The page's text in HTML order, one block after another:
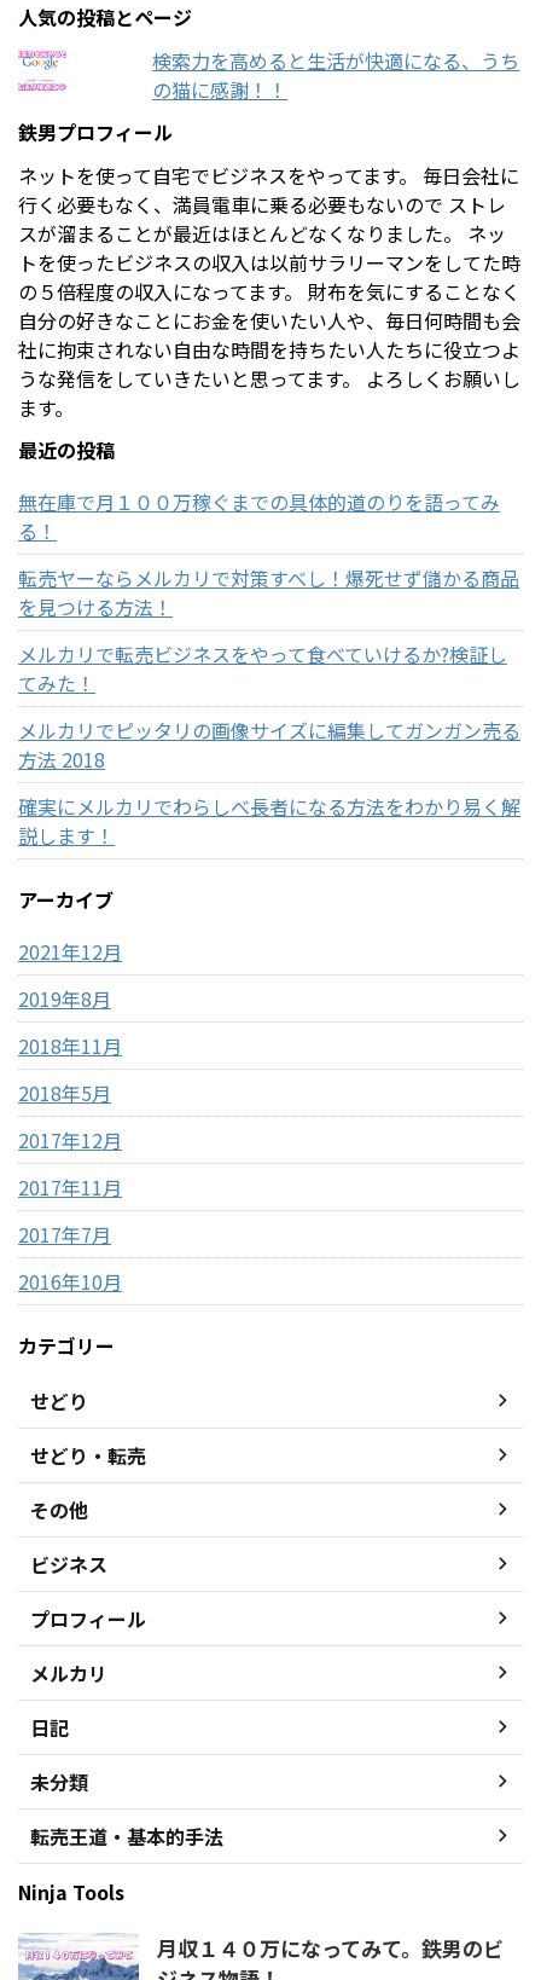
人気の投稿とページ
検索力を高めると生活が快適になる、うち
の猫に感謝！！
鉄男プロフィール
ネットを使って自宅でビジネスをやってます。 毎日会社に
行く必要もなく、満員電車に乗る必要もないので ストレ
スが溜まることが最近はほとんどなくなりました。 ネッ
トを使ったビジネスの収入は以前サラリーマンをしてた時
の５倍程度の収入になってます。 財布を気にすることなく
自分の好きなことにお金を使いたい人や、毎日何時間も会
社に拘束されない自由な時間を持ちたい人たちに役立つよ
うな発信をしていきたいと思ってます。 よろしくお願いし
ます。
最近の投稿
無在庫で月１００万稼ぐまでの具体的道のりを語ってみ
る！
転売ヤーならメルカリで対策すべし！爆死せず儲かる商品
を見つける方法！
メルカリで転売ビジネスをやって食べていけるか?検証し
てみた！
メルカリでピッタリの画像サイズに編集してガンガン売る
方法 2018
確実にメルカリでわらしべ長者になる方法をわかり易く解
説します！
アーカイブ
2021年12月
2019年8月
2018年11月
2018年5月
2017年12月
2017年11月
2017年7月
2016年10月
カテゴリー
せどり
せどり・転売
その他
ビジネス
プロフィール
メルカリ
日記
未分類
転売王道・基本的手法
Ninja Tools
月収１４０万になってみて。鉄男のビ